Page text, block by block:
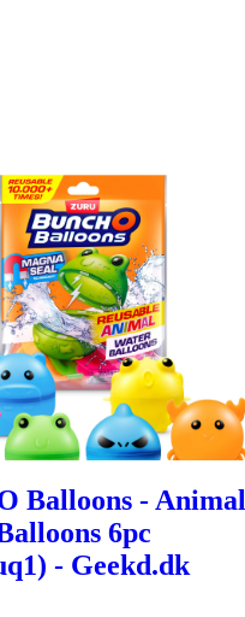
Balloons - Animal
6pc
- Geekd.dk